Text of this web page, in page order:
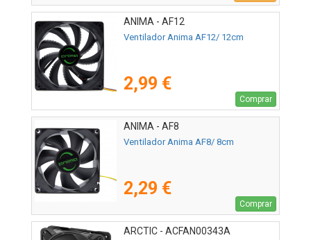
ANIMA - AF12
Ventilador Anima AF12/ 12cm
2,99 €
Comprar
ANIMA - AF8
Ventilador Anima AF8/ 8cm
2,29 €
Comprar
ARCTIC - ACFAN00343A